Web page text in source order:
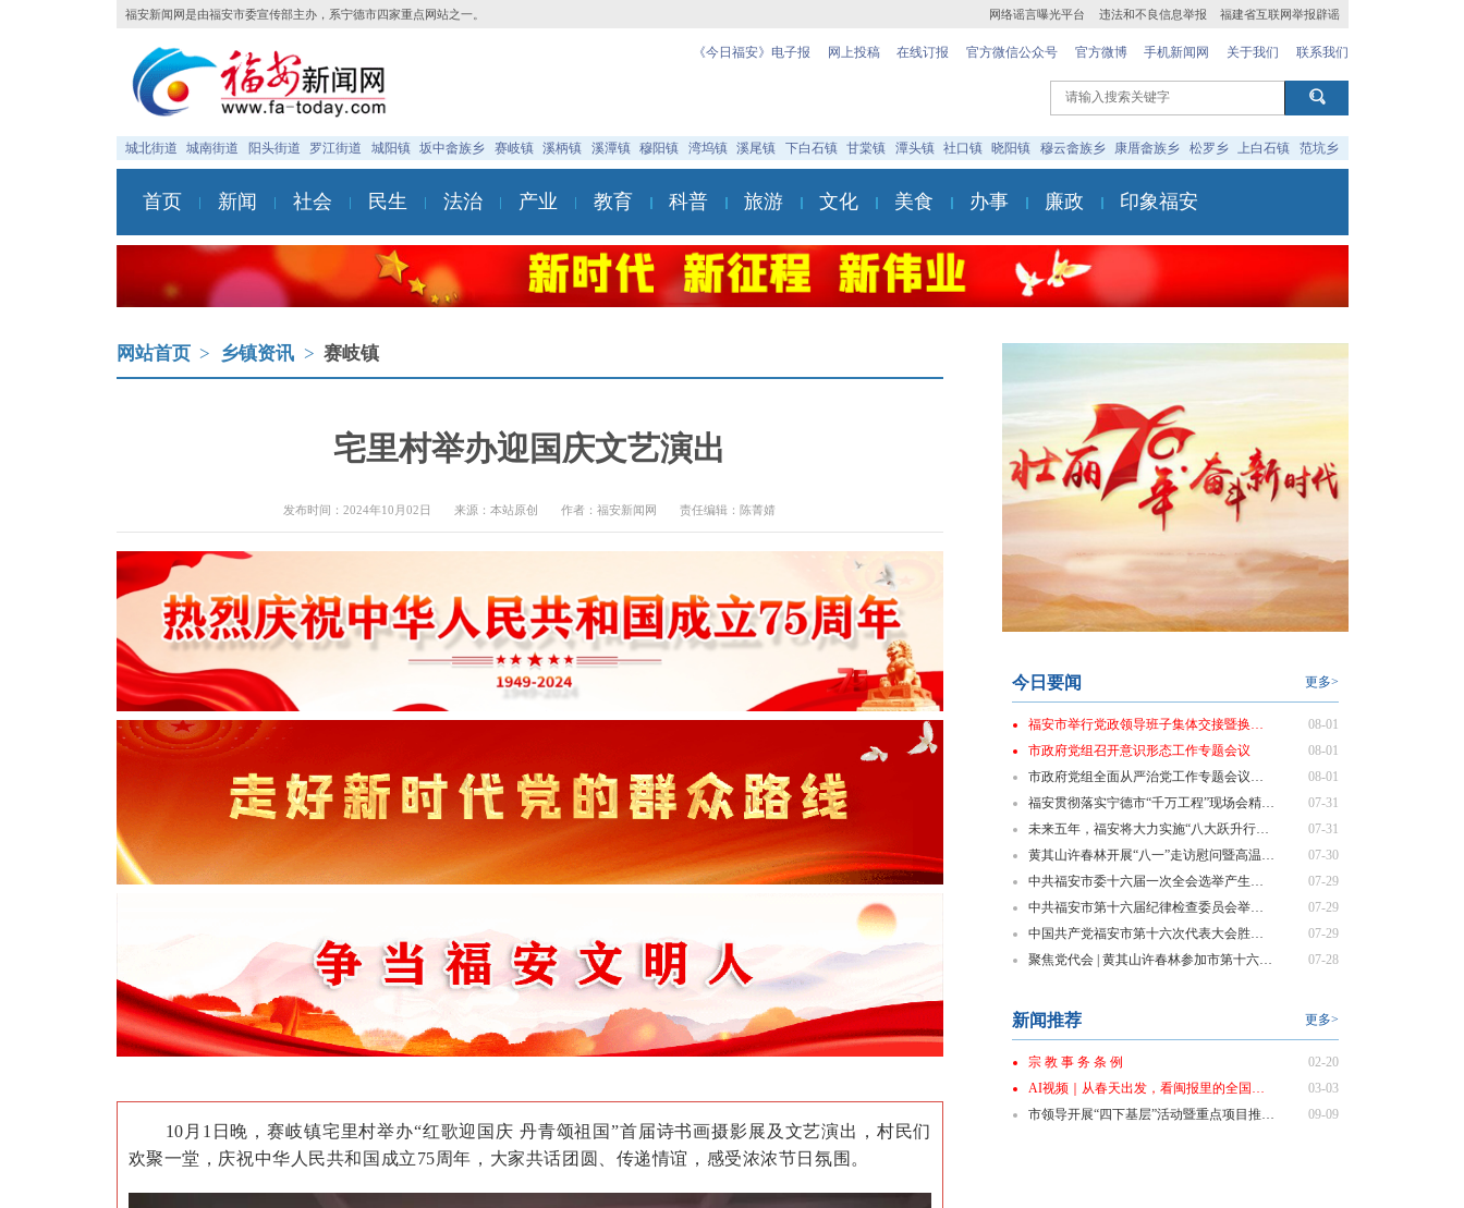
福安新闻网是由福安市委宣传部主办，系宁德市四家重点网站之一。 网络谣言曝光平台 违法和不良信息举报 福建省互联网举报辟谣
《今日福安》电子报 网上投稿 在线订报 官方微信公众号 官方微博 手机新闻网 关于我们 联系我们
城北街道 城南街道 阳头街道 罗江街道 城阳镇 坂中畲族乡 赛岐镇 溪柄镇 溪潭镇 穆阳镇 湾坞镇 溪尾镇 下白石镇 甘棠镇 潭头镇 社口镇 晓阳镇 穆云畲族乡 康厝畲族乡 松罗乡 上白石镇 范坑乡
首页 新闻 社会 民生 法治 产业 教育 科普 旅游 文化 美食 办事 廉政 印象福安
网站首页 > 乡镇资讯 > 赛岐镇
宅里村举办迎国庆文艺演出
发布时间：2024年10月02日 来源：本站原创 作者：福安新闻网 责任编辑：陈菁婧
10月1日晚，赛岐镇宅里村举办“红歌迎国庆 丹青颂祖国”首届诗书画摄影展及文艺演出，村民们
欢聚一堂，庆祝中华人民共和国成立75周年，大家共话团圆、传递情谊，感受浓浓节日氛围。
今日要闻 更多>
福安市举行党政领导班子集体交接暨换届履新“第一课”
08-01
市政府党组召开意识形态工作专题会议
08-01
市政府党组全面从严治党工作专题会议召开
08-01
福安贯彻落实宁德市“千万工程”现场会精神 部署乡村振兴重点工作
07-31
未来五年，福安将大力实施“八大跃升行动”！
07-31
黄其山许春林开展“八一”走访慰问暨高温一线劳动者慰问活动
07-30
中共福安市委十六届一次全会选举产生新一届市委领导班子
07-29
中共福安市第十六届纪律检查委员会举行第一次全体会议
07-29
中国共产党福安市第十六次代表大会胜利闭幕
07-29
聚焦党代会 | 黄其山许春林参加市第十六次党代会代表团分组讨论
07-28
新闻推荐 更多>
宗 教 事 务 条 例
02-20
AI视频｜从春天出发，看闽报里的全国两会
03-03
市领导开展“四下基层”活动暨重点项目推进会商会
09-09